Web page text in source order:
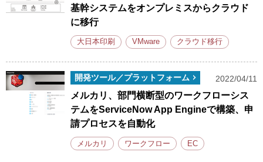
基幹システムをオンプレミスからクラウド
に移行
大日本印刷 VMware クラウド移行
開発ツール／プラットフォーム 2022/04/11
メルカリ、部門横断型のワークフローシス
テムをServiceNow App Engineで構築、申
請プロセスを自動化
メルカリ ワークフロー EC